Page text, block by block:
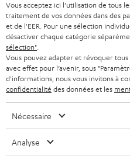
o
g
Paramètres de confidentialité
Politique de confidentialité
Mentions légales
Deutsch
English
Français
Nederlands
Italiano
Vous acceptez ici l'utilisation de tous
traitement de vos données dans des
et de l'EER. Pour une sélection
désactiver chaque catégorie
sélection"
Vous pouvez adapter et révoquer
avec effet pour l’avenir, sous
d'informations, nous vous invitons à
confidentialité des données et les
Nécessaire
Analyse